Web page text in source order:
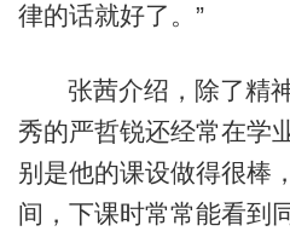
律的话就好了。”
张茜介绍，除了精
秀的严哲锐还经常在学
别是他的课设做得很棒
间，下课时常常能看到